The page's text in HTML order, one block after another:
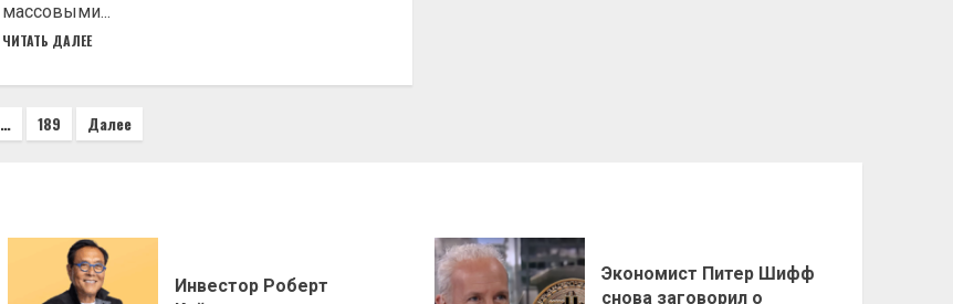
массовыми...
ЧИТАТЬ ДАЛЕЕ
… 189 Далее
Инвестор Роберт
Экономист Питер Шифф
снова заговорил о